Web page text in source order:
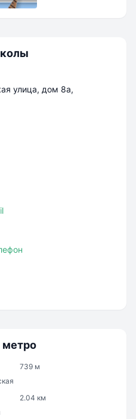
улица, дом 8а,
метро
739 м
2.04 км